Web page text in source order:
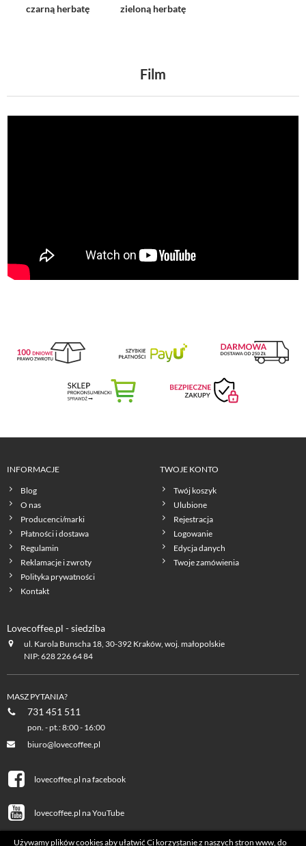
czarną herbatę
zieloną herbatę
Film
INFORMACJE
Blog
O nas
Producenci/marki
Płatności i dostawa
Regulamin
Reklamacje i zwroty
Polityka prywatności
Kontakt
TWOJE KONTO
Twój koszyk
Ulubione
Rejestracja
Logowanie
Edycja danych
Twoje zamówienia
Lovecoffee.pl - siedziba
ul. Karola Bunscha 18, 30-392 Kraków, woj. małopolskie
NIP: 628 226 64 84
MASZ PYTANIA?
731 451 511
pon. - pt.: 8:00 - 16:00
biuro@lovecoffee.pl
lovecoffee.pl na facebook
lovecoffee.pl na YouTube
Używamy plików cookies aby ułatwić Ci korzystanie z naszych stron www, do